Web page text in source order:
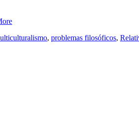
, problemas filosóficos,